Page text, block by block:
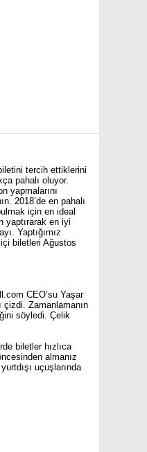
tercih ettiklerini
pahalı oluyor.
yapmalarını
2018’de en pahalı
için en ideal
yaptırarak en iyi
Yaptığımız
biletleri Ağustos
CEO’su Yaşar
çizdi. Zamanlamanın
söyledi. Çelik
biletler hızlıca
almanız
uçuşlarında